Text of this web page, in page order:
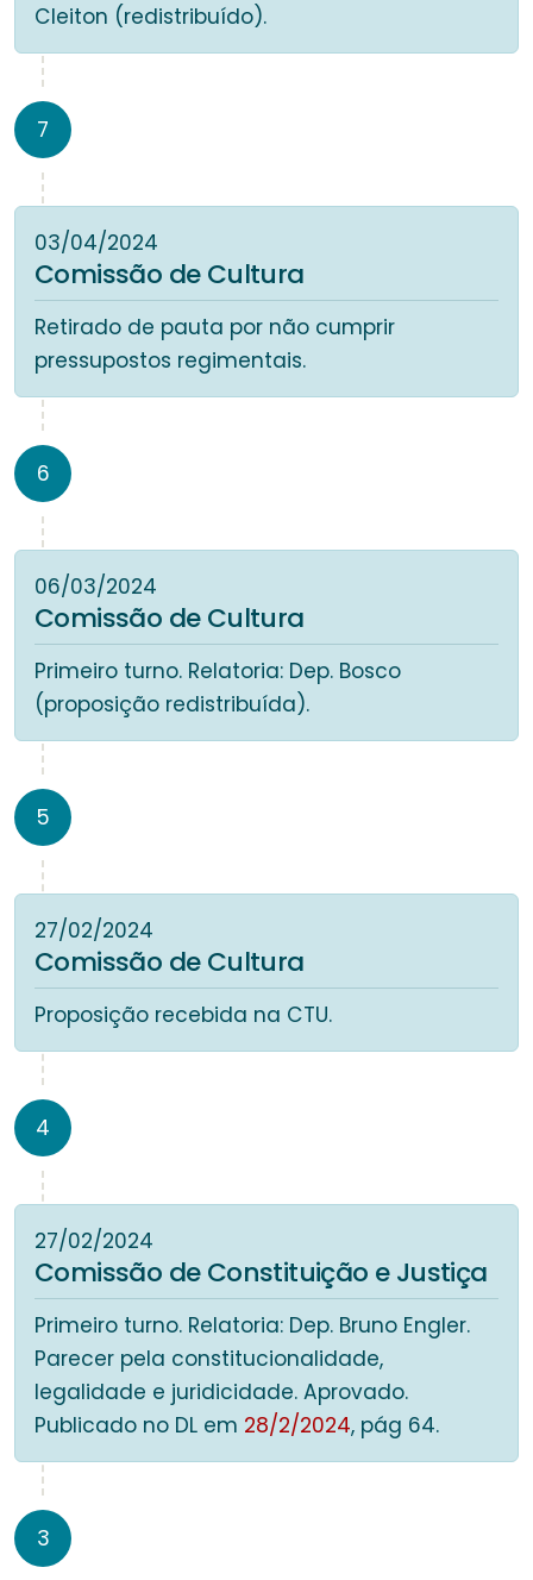
Cleiton (redistribuído).
7
03/04/2024
Comissão de Cultura
Retirado de pauta por não cumprir
pressupostos regimentais.
6
06/03/2024
Comissão de Cultura
Primeiro turno. Relatoria: Dep. Bosco
(proposição redistribuída).
5
27/02/2024
Comissão de Cultura
Proposição recebida na CTU.
4
27/02/2024
Comissão de Constituição e Justiça
Primeiro turno. Relatoria: Dep. Bruno Engler.
Parecer pela constitucionalidade,
legalidade e juridicidade. Aprovado.
Publicado no DL em 28/2/2024, pág 64.
3